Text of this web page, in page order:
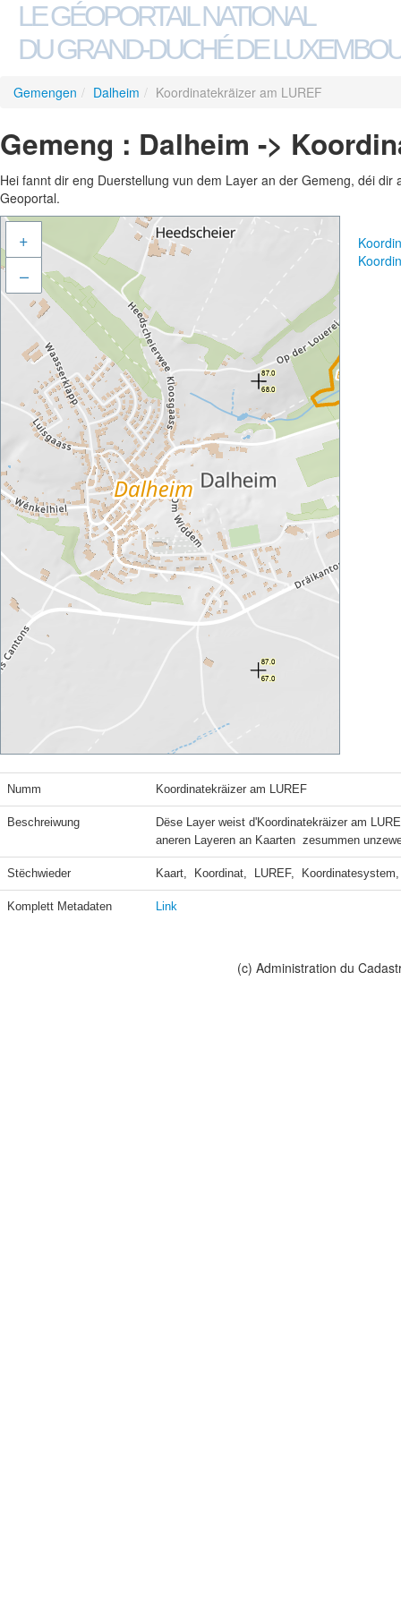
LE GÉOPORTAIL NATIONAL
DU GRAND-DUCHÉ DE
Gemengen / Dalheim / Koordinatekräizer am LUREF
Gemeng : Dalheim ->
Hei fannt dir eng Duerstellung vun dem Layer an der Gemeng, déi
Geoportal.
+
–
Numm Koordinatekräizer am LUREF
Beschreiwung
Dëse Layer weist d'Koordinatekräizer am
aneren Layeren an Kaarten  zesummen
Stëchwieder Kaart,  Koordinat,  LUREF,
Komplett Metadaten Link
(c) Administration du